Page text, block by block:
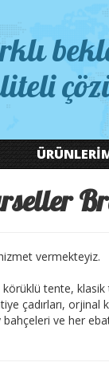
vermekteyiz.
körüklü tente,
çadırları,
bahçeleri ve her